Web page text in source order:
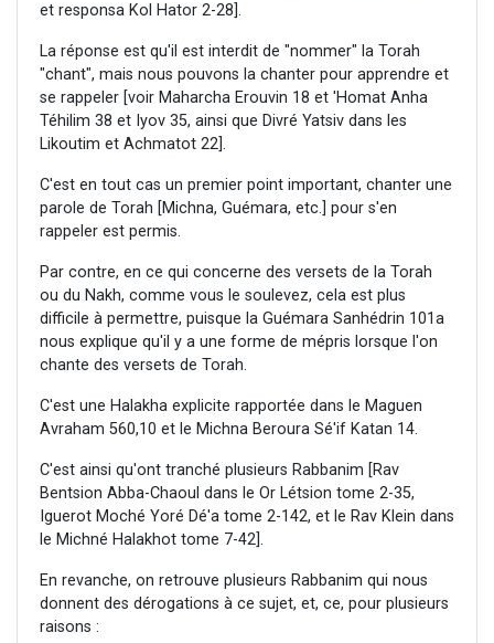
et responsa Kol Hator 2-28].
La réponse est qu'il est interdit de "nommer" la Torah
"chant", mais nous pouvons la chanter pour apprendre et
se rappeler [voir Maharcha Erouvin 18 et 'Homat Anha
Téhilim 38 et Iyov 35, ainsi que Divré Yatsiv dans les
Likoutim et Achmatot 22].
C'est en tout cas un premier point important, chanter une
parole de Torah [Michna, Guémara, etc.] pour s'en
rappeler est permis.
Par contre, en ce qui concerne des versets de la Torah
ou du Nakh, comme vous le soulevez, cela est plus
difficile à permettre, puisque la Guémara Sanhédrin 101a
nous explique qu'il y a une forme de mépris lorsque l'on
chante des versets de Torah.
C'est une Halakha explicite rapportée dans le Maguen
Avraham 560,10 et le Michna Beroura Sé'if Katan 14.
C'est ainsi qu'ont tranché plusieurs Rabbanim [Rav
Bentsion Abba-Chaoul dans le Or Létsion tome 2-35,
Iguerot Moché Yoré Dé'a tome 2-142, et le Rav Klein dans
le Michné Halakhot tome 7-42].
En revanche, on retrouve plusieurs Rabbanim qui nous
donnent des dérogations à ce sujet, et, ce, pour plusieurs
raisons :